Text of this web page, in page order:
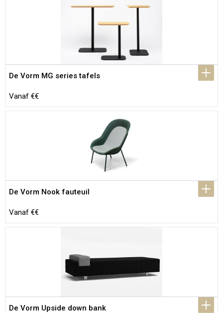
De Vorm MG series tafels
Vanaf €€
De Vorm Nook fauteuil
Vanaf €€
De Vorm Upside down bank